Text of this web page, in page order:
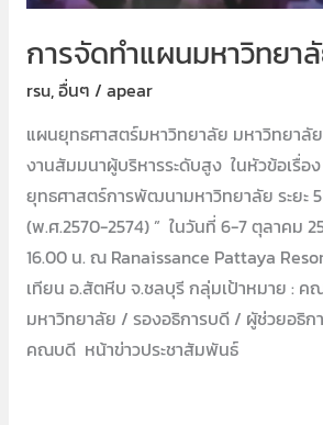
การจัดทำแผนมหาวิทยา
rsu,อื่นๆ / apear
แผนยุทธศาสตร์มหาวิทยาลัย มหาวิทยาลั
งานสัมมนาผู้บริหารระดับสูง ในหัวข้อเรื่
ยุทธศาสตร์การพัฒนามหาวิทยาลัย ระยะ
(พ.ศ.2570-2574) ” ในวันที่ 6-7 ตุลาคม
16.00 น. ณ Ranaissance Pattaya
เทียน อ.สัตหีบ จ.ชลบุรี กลุ่มเป้าหมาย : ค
มหาวิทยาลัย / รองอธิการบดี / ผูัช่วยอธิก
คณบดี หน้าข่าวประชาสัมพันธ์